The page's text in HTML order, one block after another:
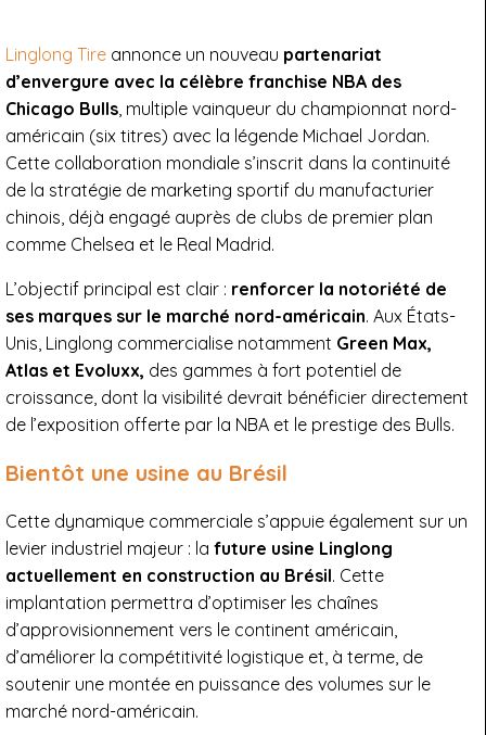
Linglong Tire annonce un nouveau partenariat
d’envergure avec la célèbre franchise NBA des
Chicago Bulls , multiple vainqueur du championnat nord-
américain (six titres) avec la légende Michael Jordan.
Cette collaboration mondiale s’inscrit dans la continuité
de la stratégie de marketing sportif du manufacturier
chinois, déjà engagé auprès de clubs de premier plan
comme Chelsea et le Real Madrid.
L’objectif principal est clair : renforcer la notoriété de
ses marques sur le marché nord-américain. Aux États-
Unis, Linglong commercialise notamment Green Max,
Atlas et Evoluxx, des gammes à fort potentiel de
croissance, dont la visibilité devrait bénéficier directement
de l’exposition offerte par la NBA et le prestige des Bulls.
Bientôt une usine au Brésil
Cette dynamique commerciale s’appuie également sur un
levier industriel majeur : la future usine Linglong
actuellement en construction au Brésil. Cette
implantation permettra d’optimiser les chaînes
d’approvisionnement vers le continent américain,
d’améliorer la compétitivité logistique et, à terme, de
soutenir une montée en puissance des volumes sur le
marché nord-américain.